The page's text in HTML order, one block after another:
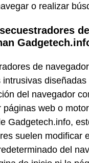
o realizar
de
intrusivas
del navegador
páginas web o
Gadgetech.info,
suelen modificar
del